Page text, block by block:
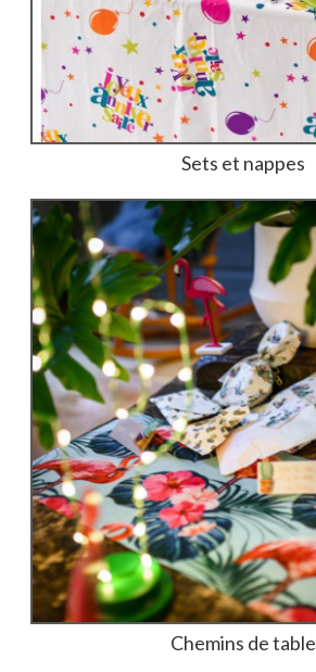
Sets et nappes
Chemins de table